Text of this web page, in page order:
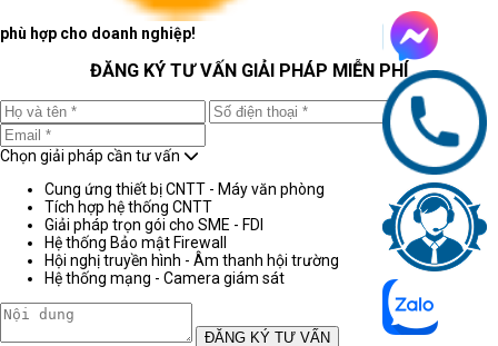
phù hợp cho doanh nghiệp!
ĐĂNG KÝ TƯ VẤN GIẢI PHÁP MIỄN PHÍ
Chọn giải pháp cần tư vấn
Cung ứng thiết bị CNTT - Máy văn phòng
Tích hợp hệ thống CNTT
Giải pháp trọn gói cho SME - FDI
Hệ thống Bảo mật Firewall
Hội nghị truyền hình - Âm thanh hội trường
Hệ thống mạng - Camera giám sát
ĐĂNG KÝ TƯ VẤN